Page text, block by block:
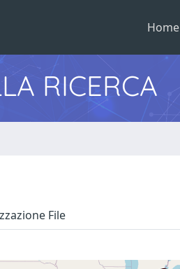
Home
RICERCA
File